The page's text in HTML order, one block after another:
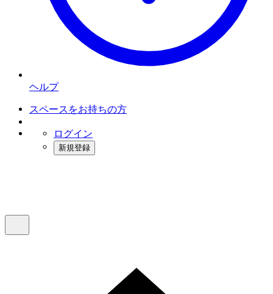
ヘルプ
スペースをお持ちの方
ログイン
新規登録